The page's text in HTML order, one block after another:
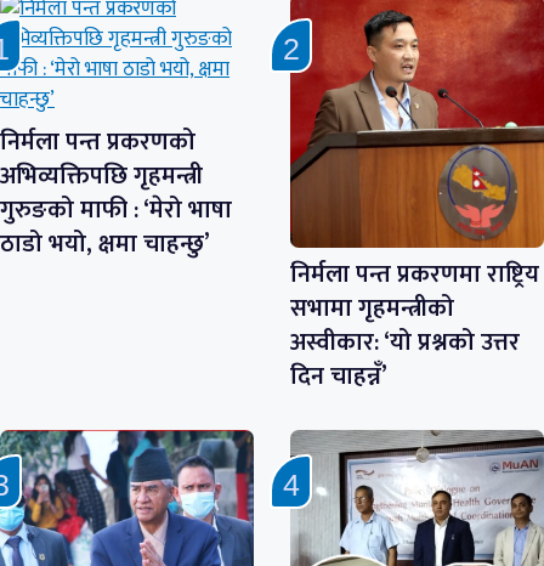
निर्मला पन्त प्रकरणको
अभिव्यक्तिपछि गृहमन्त्री
गुरुङको माफी : ‘मेरो भाषा
ठाडो भयो, क्षमा चाहन्छु’
निर्मला पन्त प्रकरणमा राष्ट्रिय
सभामा गृहमन्त्रीको
अस्वीकार: ‘यो प्रश्नको उत्तर
दिन चाहन्नँ’